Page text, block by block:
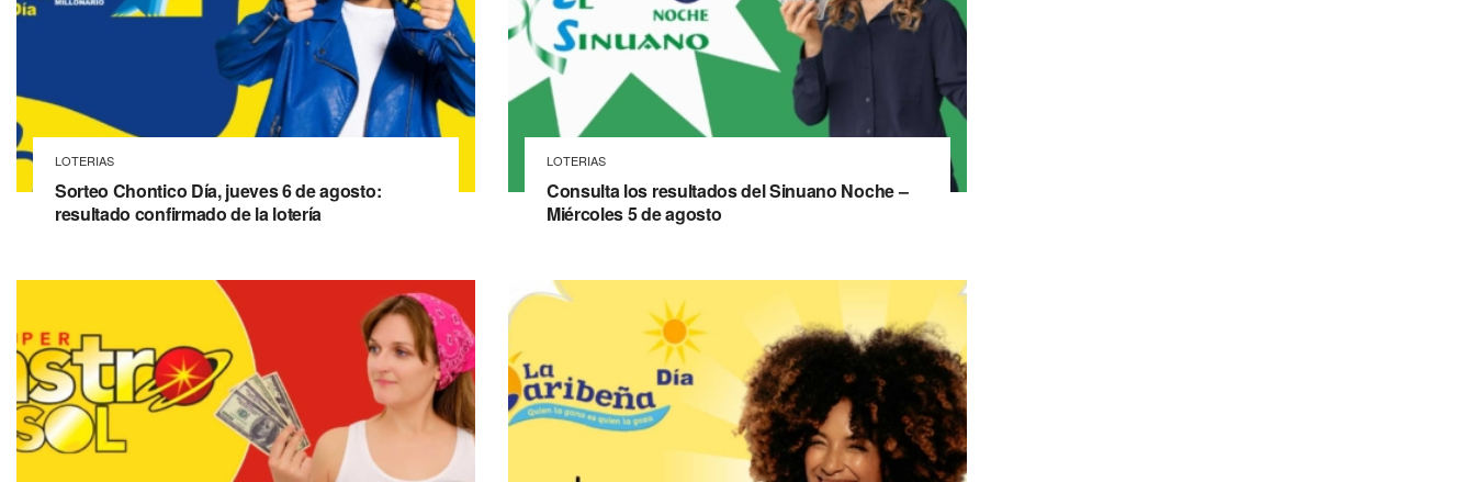
LOTERIAS
Sorteo Chontico Día, jueves 6 de agosto:
resultado confirmado de la lotería
LOTERIAS
Consulta los resultados del Sinuano Noche –
Miércoles 5 de agosto